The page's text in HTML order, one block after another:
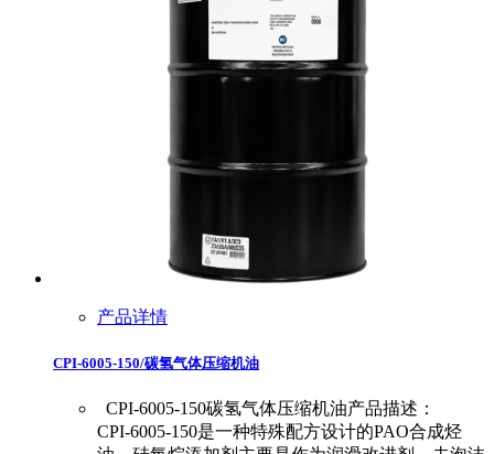
产品详情
CPI-6005-150/碳氢气体压缩机油
CPI-6005-150碳氢气体压缩机油产品描述：
CPI-6005-150是一种特殊配方设计的PAO合成烃